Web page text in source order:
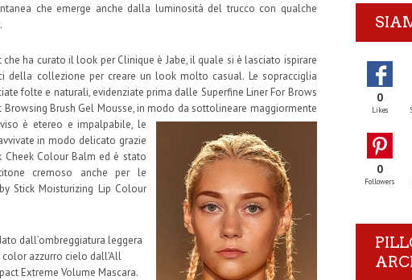
che emerge anche dalla luminosità del trucco con qualche
che ha curato il look per Clinique è Jabe, il quale si è lasciato ispirare
della collezione per creare un look molto casual. Le sopracciglia
folte e naturali, evidenziate prima dalle Superfine Liner For Brows
Browsing Brush Gel Mousse, in modo da sottolineare maggiormente
è etereo e impalpabile, le
in modo delicato grazie
Cheek Colour Balm ed è stato
cremoso anche per le
Stick Moisturizing Lip Colour
dall’ombreggiatura leggera
azzurro cielo dall’All
Extreme Volume Mascara.
0
Likes
0
Followers